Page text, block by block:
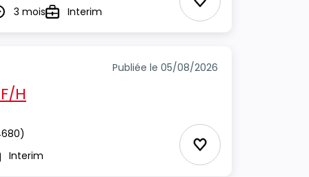
3 moisTypeInterim Ajouter aux
Publiée le 05/08/2026
H
Interim Ajouter aux